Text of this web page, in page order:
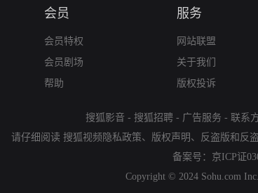
会员
会员特权
会员剧场
帮助
服务
网站联盟
关于我们
版权投诉
搜狐影音 - 搜狐招聘 - 广告服务 - 联系
请仔细阅读 搜狐视频隐私政策、 版权声明 、 反盗版和反
备案号： 京ICP证
Copyright © 2024 Sohu.com